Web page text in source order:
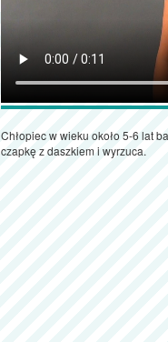
Chłopiec w wieku około 5-6 lat
czapkę z daszkiem i wyrzuca.